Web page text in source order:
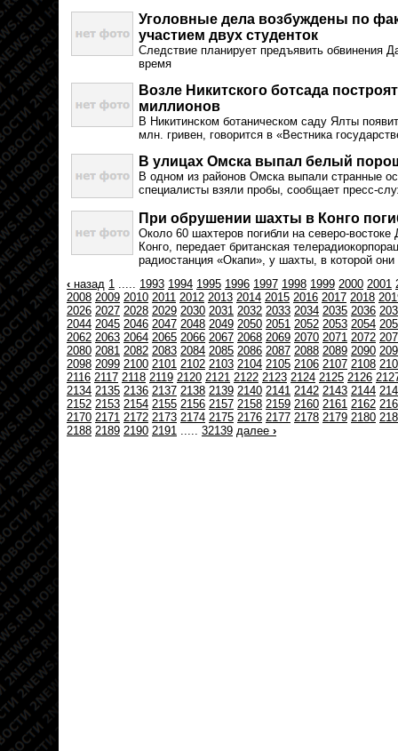
Уголовные дела возбуждены по
участием двух студенток
Следствие планирует предъявить обвинения
время
Возле Никитского ботсада
миллионов
В Никитинском ботаническом саду Ялты
млн. гривен, говорится в «Вестника
В улицах Омска выпал белый
В одном из районов Омска выпали странные
специалисты взяли пробы, сообщает пресс-
При обрушении шахты в Конго
Около 60 шахтеров погибли на северо-востоке
Конго, передает британская
радиостанция «Окапи», у шахты, в которой
‹ назад 1 ..... 1993 1994 1995 1996 1997 1998 1999 2000 2001
2008 2009 2010 2011 2012 2013 2014 2015 2016 2017 2018
2026 2027 2028 2029 2030 2031 2032 2033 2034 2035 2036
2044 2045 2046 2047 2048 2049 2050 2051 2052 2053 2054
2062 2063 2064 2065 2066 2067 2068 2069 2070 2071 2072
2080 2081 2082 2083 2084 2085 2086 2087 2088 2089 2090
2098 2099 2100 2101 2102 2103 2104 2105 2106 2107 2108
2116 2117 2118 2119 2120 2121 2122 2123 2124 2125 2126
2134 2135 2136 2137 2138 2139 2140 2141 2142 2143 2144
2152 2153 2154 2155 2156 2157 2158 2159 2160 2161 2162
2170 2171 2172 2173 2174 2175 2176 2177 2178 2179 2180
2188 2189 2190 2191 ..... 32139 далее ›